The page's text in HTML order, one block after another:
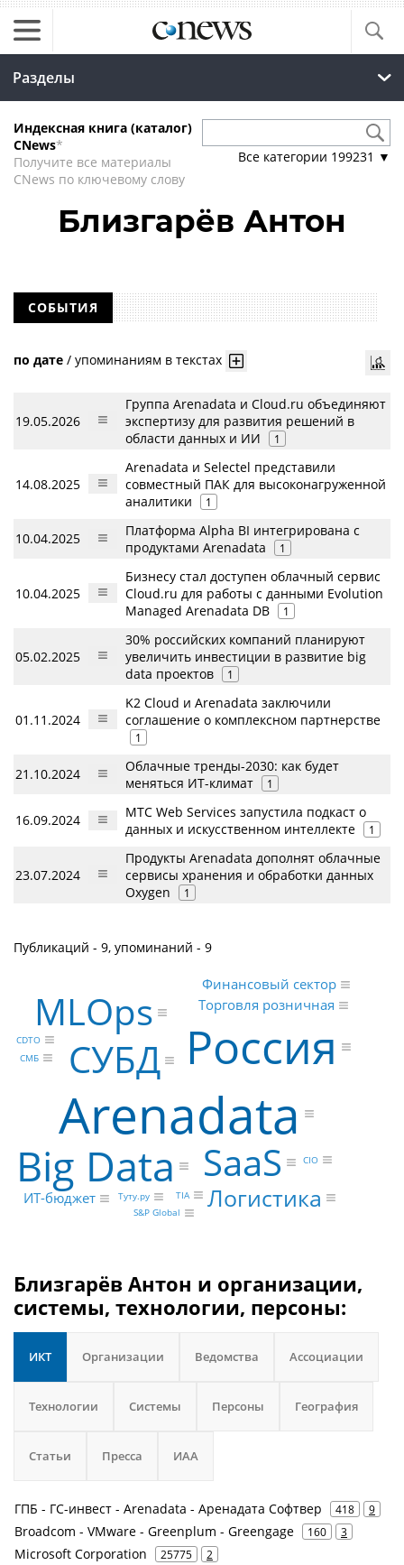
Разделы
Индексная книга (каталог)
CNews*
Получите все материалы
CNews по ключевому слову
Все категории 199231 ▼
Близгарёв Антон
СОБЫТИЯ
по дате / упоминаниям в текстах
19.05.2026
Группа Arenadata и Cloud.ru объединяют
экспертизу для развития решений в
области данных и ИИ
1
14.08.2025
Arenadata и Selectel представили
совместный ПАК для высоконагруженной
аналитики
1
10.04.2025
Платформа Alpha BI интегрирована с
продуктами Arenadata
1
10.04.2025
Бизнесу стал доступен облачный сервис
Cloud.ru для работы с данными Evolution
Managed Arenadata DB
1
05.02.2025
30% российских компаний планируют
увеличить инвестиции в развитие big
data проектов
1
01.11.2024
K2 Cloud и Arenadata заключили
соглашение о комплексном партнерстве
1
21.10.2024
Облачные тренды-2030: как будет
меняться ИТ-климат
1
16.09.2024
МТС Web Services запустила подкаст о
данных и искусственном интеллекте
1
23.07.2024
Продукты Arenadata дополнят облачные
сервисы хранения и обработки данных
Oxygen
1
Публикаций - 9, упоминаний - 9
Arenadata
Россия
Big Data
СУБД
SaaS
MLOps
Логистика
Торговля розничная
ИТ-бюджет
Финансовый сектор
Туту.ру TIA
CIO
CDTO
СМБ
S&P Global
Близгарёв Антон и организации,
системы, технологии, персоны:
ИКТ Организации Ведомства Ассоциации
Технологии Системы Персоны География
Статьи Пресса ИАА
ГПБ - ГС-инвест - Arenadata - Аренадата Софтвер 418 9
Broadcom - VMware - Greenplum - Greengage 160 3
Microsoft Corporation 25775 2